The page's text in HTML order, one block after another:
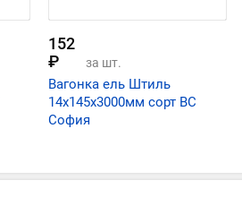
152
₽
за шт.
Вагонка ель Штиль
14х145х3000мм сорт ВС
София